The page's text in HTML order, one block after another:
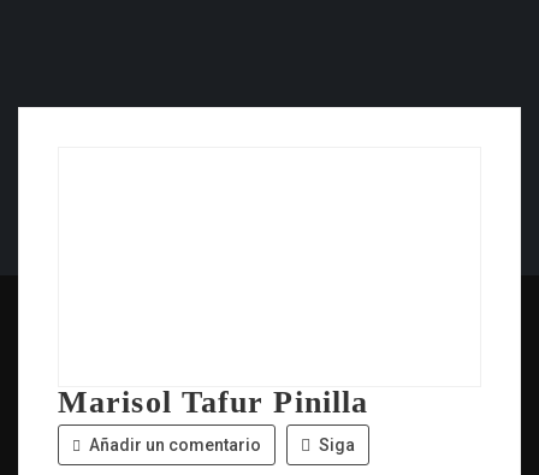
Marisol Tafur Pinilla
Añadir un comentario Siga